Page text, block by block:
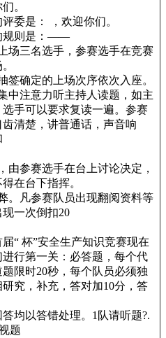
。
委是： ，欢迎你们。
规则是：——
场三名选手，参赛选手在竞赛
确定的上场次序依次入座。
中注意力听主持人读题，如主
手可以要求复读一遍。参赛
清楚，讲普通话，声音响
参赛选手在台上讨论决定，
在台下指挥。
。凡参赛队员出现翻阅资料等
一次倒扣20
“ 杯”安全生产知识竞赛现在
行第一关：必答题，每个代
限时20秒，每个队员必须独
究，补充，答对加10分，答
均以答错处理。1队请听题?.
题